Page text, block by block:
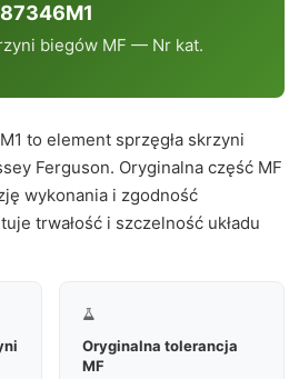
biegów MF — Nr kat.
to element sprzęgła skrzyni
Ferguson. Oryginalna część MF
wykonania i zgodność
trwałość i szczelność układu

Oryginalna tolerancja
MF